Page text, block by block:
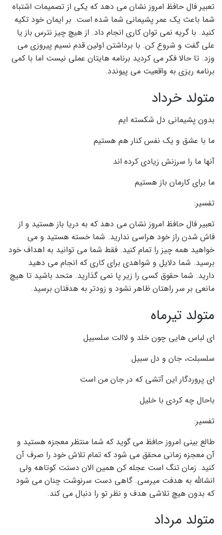
تعبیر فال حافظ امروز نشان می دهد که یکی از تصمیمات اشتباه
شما باعث یک عمر پشیمانی شما شده است. بر ایمان خود تکیه
کنید. با گریه نمی توان کاری انجام داد. از هیچ چیز نترس باز یا
علی گفت و شروع کن. با برداشتن اولین قدم نسیم پیروزی می
وزد. تا حالا فکر می کردید برنامه هایتان عملی نیست اما با کمی
برنامه ریزی به واقعیت می پیوندد.
متولد خرداد
بدون پشیمانی دل شکسته ایم
ما با عشق و یک نفس کنار هم هستیم
آنها ما را سرزنش زیادی کرده اند
ما برای کارمان باز هستیم
تفسیر:
تعبیر فال حافظ امروز نشان می دهد که به دریا باز هستید و از
فاش شدن راز خود هراسی ندارید. شما خسته هستید و می
خواهید همه چیز را تمام کنید. فقط شما می توانید به اهداف خود
برسید. شما دلایل و شواهدی برای کاری که انجام می دهید
دارید. شما حقوق کسی را زیر پا نمی گذارید. متحد باشید تا هیچ
مانعی بر سر راهتان ظاهر نشود و زودتر به هدفتان برسید.
متولد تیرماه
ای لباس هایی چون خلد و لاالت سلسبیل
سلسبلت، جان و دل سبیل
ای پروردگار این آتشی که در جان من است
باحال چه کردی با خلیل
تفسیر:
طالع بینی امروز حافظ می گوید که شما منتظر معجزه هستید و
آن معجزه زمانی محقق می شود که تمام تلاش خود را صرف آن
کنید. زمان تنگ است عجله کن همین الان دستت کوتاهه ولی
انشالله به هدفت میرسی. گاهی دست سرنوشت چنان می شود
که بدون هیچ تلاشی هدف و نظر تو را دنبال می کند.
متولد مرداد